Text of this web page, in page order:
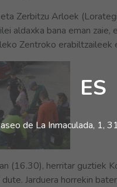
ES
de La Inmaculada, 1,
eta Zerbitzu Arloek
aldaxka bana eman zaie,
Zentroko
(16.30), herritar guztiek
dute. Jarduera horrekin